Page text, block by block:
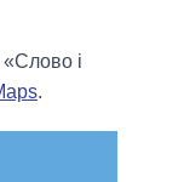
«Слово і
.